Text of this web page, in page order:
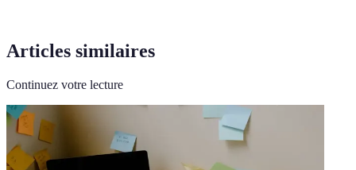
Articles similaires
Continuez votre lecture